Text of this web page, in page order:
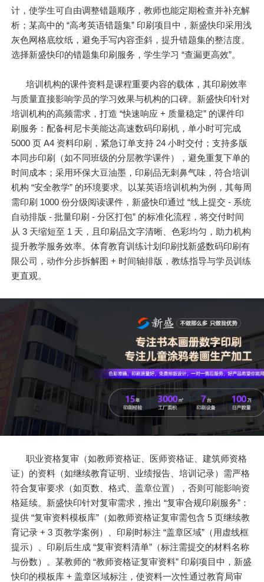
计，使学生可自由调整错题顺序，教师也能定期检查并补充解
析；某高中的 “高考英语错题集” 印刷项目中，新盛快印采用浅
灰色网格底纹纸，避免手写内容歪斜，提升错题集的整洁度。
选择新盛快印的错题集印刷服务，学生学习 “查漏更高效”。
培训机构的课件资料是课程重要内容的载体，其印刷效率
与质量直接影响学员的学习效果与机构的口碑。新盛快印针对
培训机构的高频需求，打造 “快速响应 + 质量稳定” 的课件印
刷服务：配备柯尼卡美能达高速数码印刷机，单小时可完成
5000 页 A4 资料印刷，紧急订单支持 24 小时交付；支持多版
本同步印刷（如不同班级的分层教学课件），避免重复下单的
时间成本；采用环保大豆油墨，印刷品无刺鼻气味，符合培训
机构 “安全教学” 的环境要求。以某英语培训机构为例，其每周
需印刷 1000 份分级阅读课件，新盛快印通过 “线上提交 - 系统
自动排版 - 批量印刷 - 分区打包” 的标准化流程，将交付时间
从 3 天缩短至 1 天，且印刷品文字清晰、色彩均匀，助力机构
提升教学服务效率。体育教育训练计划印刷找新盛数码印刷有
限公司，动作分步拆解图 + 时间轴排版，教练指导与学员训练
更直观。
职业资格复审（如教师资格证、医师资格证、建筑师资格
证）的资料（如继续教育证明、业绩报告、培训记录）需严格
符合复审要求（如页数、格式、盖章位置），否则可能影响资
格延续。新盛快印针对复审需求，推出 “复审合规印刷服务”：
提供 “复审资料模板库”（如教师资格证复审需包含 5 页继续教
育记录 + 3 页教学案例）、印刷时标注 “盖章区域”（用虚线框
提示）、印刷后生成 “复审资料清单”（标注需提交的材料名称
与份数）。某教师的 “教师资格证复审资料” 印刷项目中，新盛
快印的模板库 + 盖章区域标注，使资料一次性通过教育局审